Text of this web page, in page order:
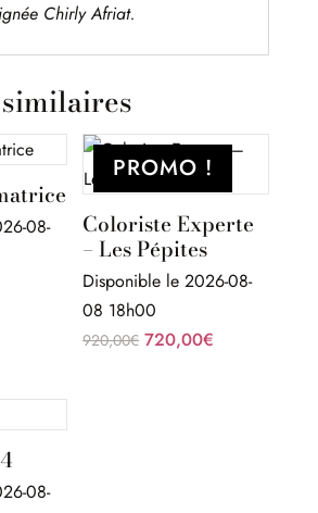
Chirly Afriat.
08-
PROMO !
Coloriste Experte
– Les Pépites
Disponible le 2026-08-
08 18h00
920,00€ Le
720,00€
08-